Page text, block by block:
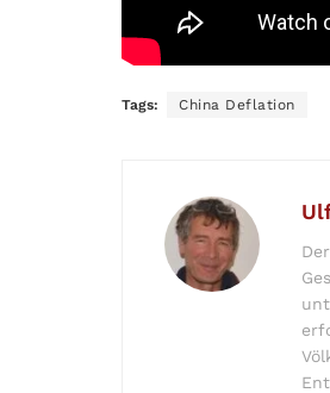
Tags: China Deflation